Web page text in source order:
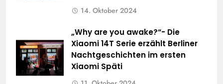
14. Oktober 2024
„Why are you awake?“- Die
Xiaomi 14T Serie erzählt Berliner
Nachtgeschichten im ersten
Xiaomi Späti